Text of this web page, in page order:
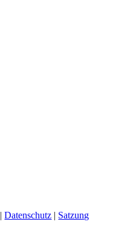
|Datenschutz | Satzung